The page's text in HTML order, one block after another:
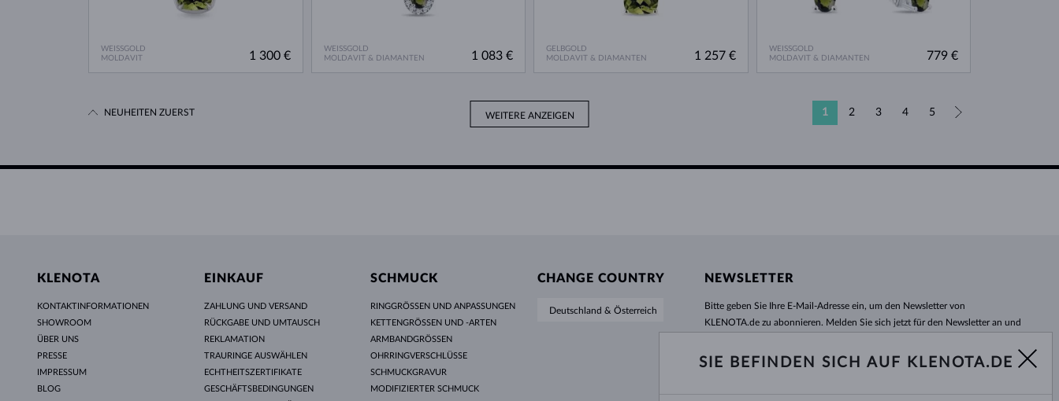
WEISSGOLD
MOLDAVIT
1 300 €
WEISSGOLD
MOLDAVIT & DIAMANTEN
1 083 €
GELBGOLD
MOLDAVIT & DIAMANTEN
1 257 €
WEISSGOLD
MOLDAVIT & DIAMANTEN
779 €
WEITERE ANZEIGEN 1 2 3 4 5
NEUHEITEN ZUERST
KLENOTA
KONTAKTINFORMATIONEN
SHOWROOM
ÜBER UNS
PRESSE
IMPRESSUM
BLOG
EINKAUF
ZAHLUNG UND VERSAND
RÜCKGABE UND UMTAUSCH
REKLAMATION
TRAURINGE AUSWÄHLEN
ECHTHEITSZERTIFIKATE
GESCHÄFTSBEDINGUNGEN
SCHMUCK
RINGGRÖSSEN UND ANPASSUNGEN
KETTENGRÖSSEN UND -ARTEN
ARMBANDGRÖSSEN
OHRRINGVERSCHLÜSSE
SCHMUCKGRAVUR
MODIFIZIERTER SCHMUCK
CHANGE COUNTRY
Deutschland & Österreich
NEWSLETTER
Bitte geben Sie Ihre E-Mail-Adresse ein, um den Newsletter von
KLENOTA.de zu abonnieren. Melden Sie sich jetzt für den Newsletter an und
kein Sonderangebot mehr!
SIE BEFINDEN SICH AUF KLENOTA.DE